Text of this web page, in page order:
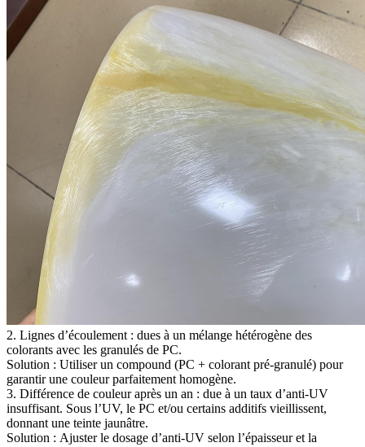
2. Lignes d’écoulement : dues à un mélange hétérogène des
colorants avec les granulés de PC.
Solution : Utiliser un compound (PC + colorant pré-granulé) pour
garantir une couleur parfaitement homogène.
3. Différence de couleur après un an : due à un taux d’anti-UV
insuffisant. Sous l’UV, le PC et/ou certains additifs vieillissent,
donnant une teinte jaunâtre.
Solution : Ajuster le dosage d’anti-UV selon l’épaisseur et la